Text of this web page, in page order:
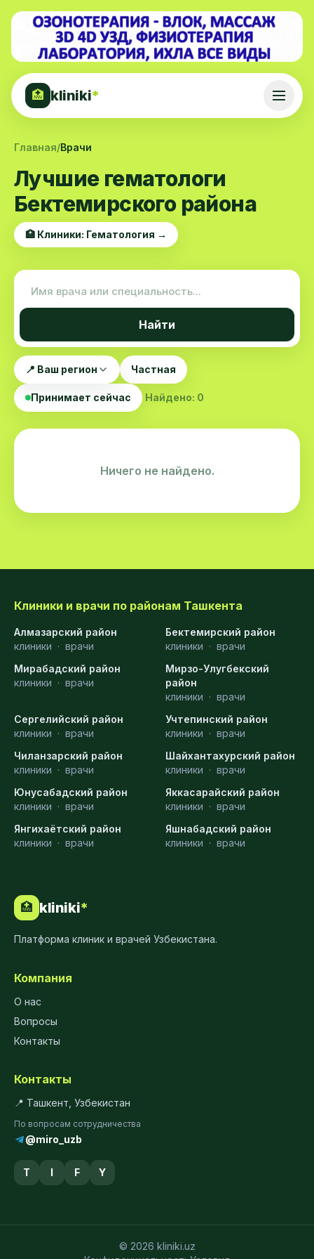
🏥 kliniki*
Главная/Врачи
Лучшие гематологи
Бектемирского района
🏥 Клиники: Гематология →
Найти
📍 Ваш регион Частная
Принимает сейчас Найдено: 0
Ничего не найдено.
Клиники и врачи по районам Ташкента
Алмазарский район
клиники · врачи
Бектемирский район
клиники · врачи
Мирабадский район
клиники · врачи
Мирзо-Улугбекский
район
клиники · врачи
Сергелийский район
клиники · врачи
Учтепинский район
клиники · врачи
Чиланзарский район
клиники · врачи
Шайхантахурский район
клиники · врачи
Юнусабадский район
клиники · врачи
Яккасарайский район
клиники · врачи
Янгихаётский район
клиники · врачи
Яшнабадский район
клиники · врачи
🏥 kliniki*
Платформа клиник и врачей Узбекистана.
Компания
О нас
Вопросы
Контакты
Контакты
📍 Ташкент, Узбекистан
По вопросам сотрудничества
@miro_uzb
T I F Y
© 2026 kliniki.uz